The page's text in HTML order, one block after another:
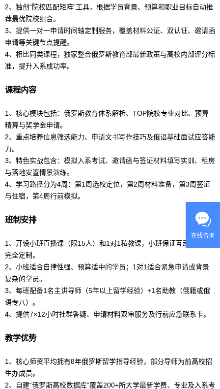
2、独创“院校匹配矩阵”工具，根据学员背景、预算和职业目标自动推
荐最优院校组合。
3、提供一对一申请时间轴定制服务，覆盖材料公证、双认证、邀请函
申请等关键节点提醒。
4、相比同类课程，独家整合俄罗斯教育部最新政策与高校内部评分标
准，提升入系成功率。
课程内容
1、核心模块包括：俄罗斯教育体系解析、TOP院校专业对比、预算
精算与奖学金申请。
2、重点培养信息筛选能力、申请文书写作技巧及俄语基础面试应答能
力。
3、特色实战包含：模拟入系考试、邀请函与签证材料填写实训、租房
与落地安置情景演练。
4、学习路径分为4周：第1周选校定位，第2周材料准备，第3周签证
与住宿，第4周行前模拟。
班制安排
1、开设小班直播课（限15人）和1对1私教课，小班保证互动，私教
完全定制。
2、小班适合自律性强、预算适中的学员；1对1适合紧急申请或背景
复杂的学员。
3、每班配备1名主讲导师（5年以上留学经验）+1名助教（俄籍或俄
语专八）。
4、提供7×12小时社群答疑、申请材料双审服务及行前应急联系卡。
教学优势
1、核心师资平均拥有8年俄罗斯留学指导经验，部分导师为前高校招
生办成员。
2、自建“俄罗斯高校数据库”覆盖200+所大学最新学费、专业及入系考
在线咨询